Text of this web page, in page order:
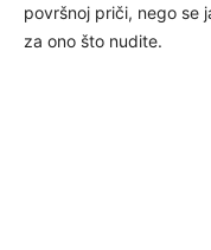
površnoj priči, nego se
za ono što nudite.